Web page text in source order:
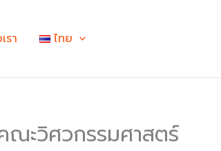
รา ไทย
ณะวิศวกรรมศาสตร์